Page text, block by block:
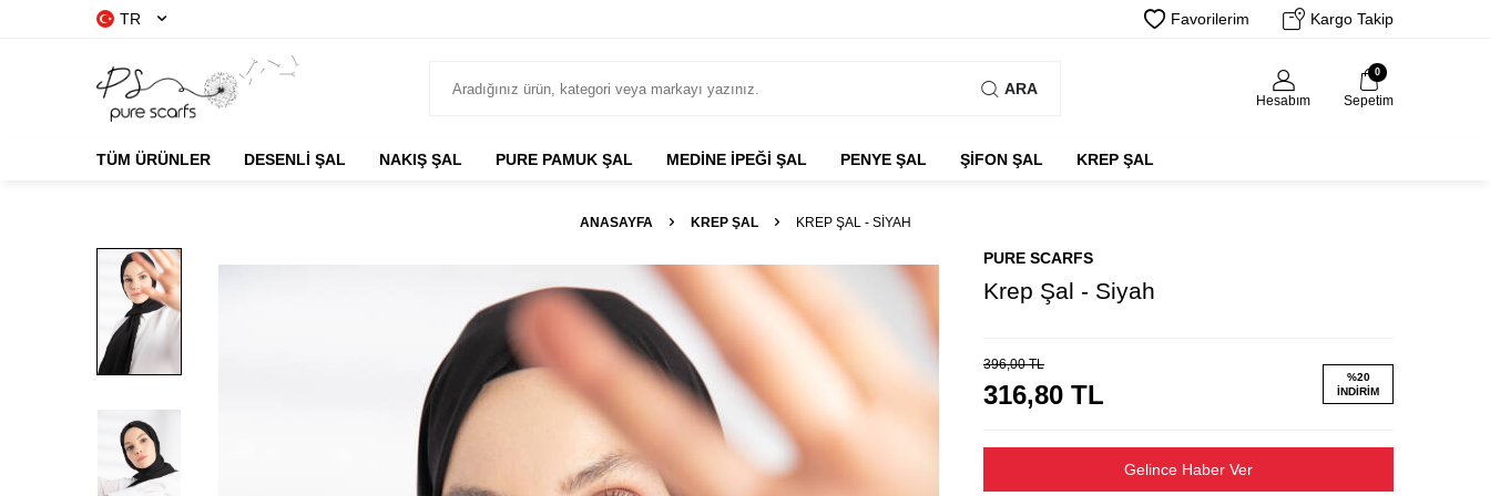
TR Favorilerim Kargo Takip
ARA
Hesabım
0
Sepetim
TÜM ÜRÜNLER DESENLİ ŞAL NAKIŞ ŞAL PURE PAMUK ŞAL MEDİNE İPEĞİ ŞAL PENYE ŞAL ŞİFON ŞAL KREP ŞAL
ANASAYFA KREP ŞAL KREP ŞAL - SIYAH
PURE SCARFS
Krep Şal - Siyah
396,00TL
316,80 TL
%20
İNDIRIM
Gelince Haber Ver